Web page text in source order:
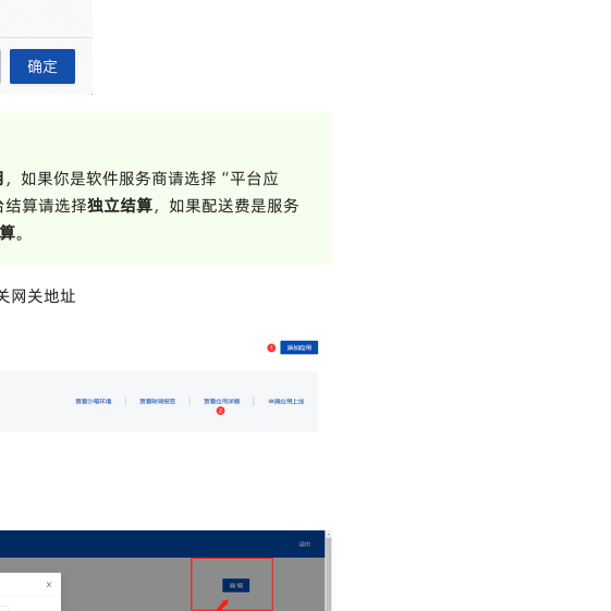
，如果你是软件服务商请选择“平台应
算请选择独立结算，如果配送费是服务
。
网关地址